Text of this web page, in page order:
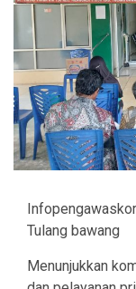
Tulang bawang
Menunjukkan